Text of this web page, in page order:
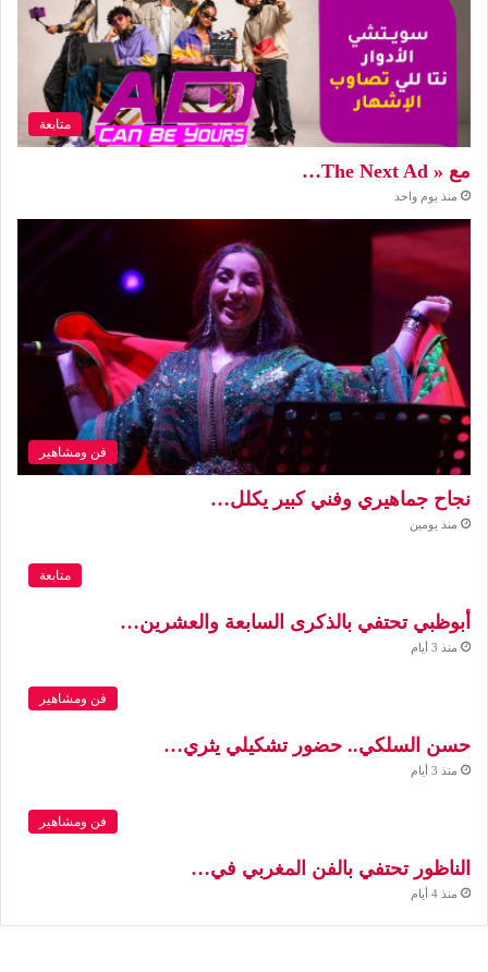
متابعة
مع « The Next Ad…
منذ يوم واحد
فن ومشاهير
نجاح جماهيري وفني كبير يكلل…
منذ يومين
متابعة
أبوظبي تحتفي بالذكرى السابعة والعشرين…
منذ 3 أيام
فن ومشاهير
حسن السلكي.. حضور تشكيلي يثري…
منذ 3 أيام
فن ومشاهير
الناظور تحتفي بالفن المغربي في…
منذ 4 أيام